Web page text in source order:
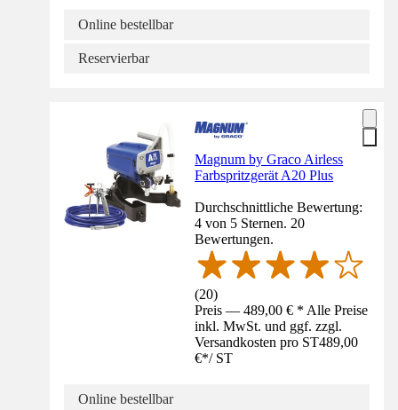
Online bestellbar
Reservierbar
Magnum by Graco Airless
Farbspritzgerät A20 Plus
Durchschnittliche Bewertung:
4 von 5 Sternen. 20
Bewertungen.
(20)
Preis — 489,00 € * Alle Preise
inkl. MwSt. und ggf. zzgl.
Versandkosten pro ST489,00
€*/ ST
Online bestellbar